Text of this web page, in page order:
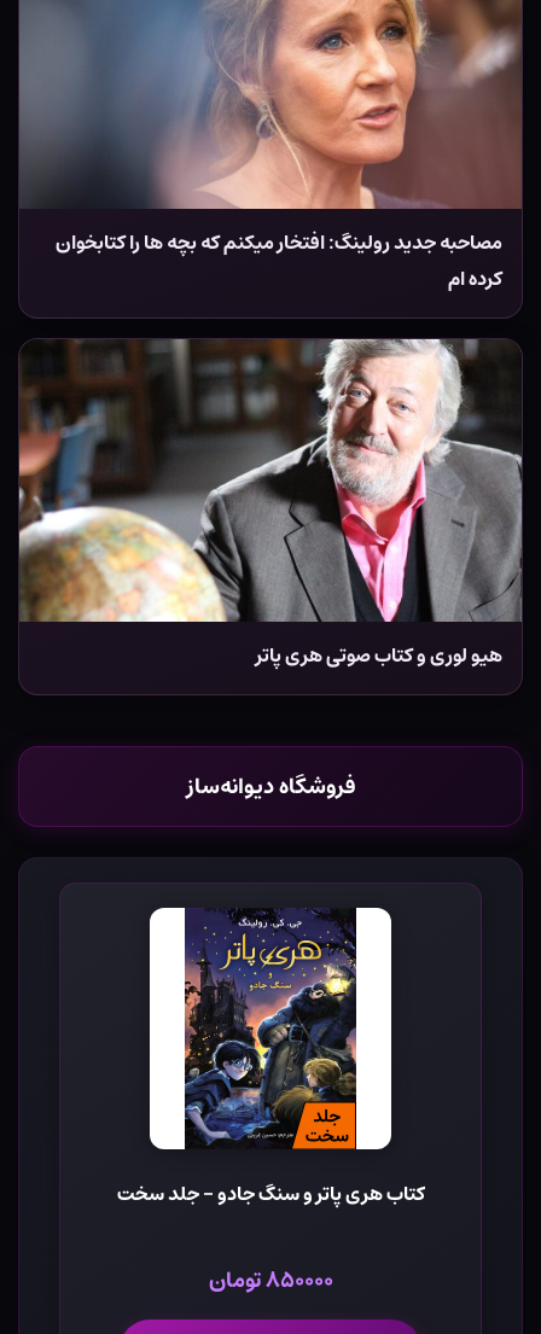
مصاحبه جدید رولینگ: افتخار میکنم که بچه ها را کتابخوان
کرده ام
هیو لوری و کتاب صوتی هری پاتر
فروشگاه دیوانه‌ساز
کتاب هری پاتر و سنگ جادو - جلد سخت
۸۵۰۰۰۰ تومان